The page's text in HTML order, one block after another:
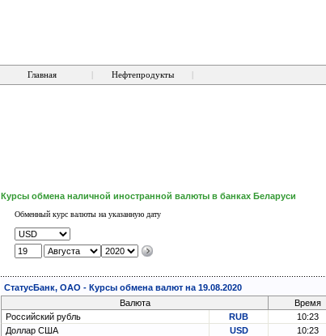
Главная Нефтепродукты
Курсы обмена наличной иностранной валюты в банках Беларуси
Обменный курс валюты на указанную дату
СтатусБанк, ОАО - Курсы обмена валют на 19.08.2020
Валюта
Время
Российский рубль
RUB 10:23
Доллар США
USD 10:23